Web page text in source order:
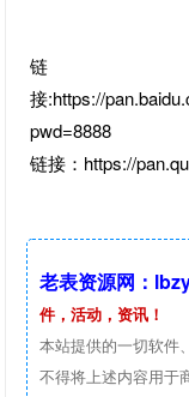
链
接:https://
pwd=8888
链接：https://
老表资源网：
件，活动，资讯！
本站提供的一切软件
不得将上述内容用于